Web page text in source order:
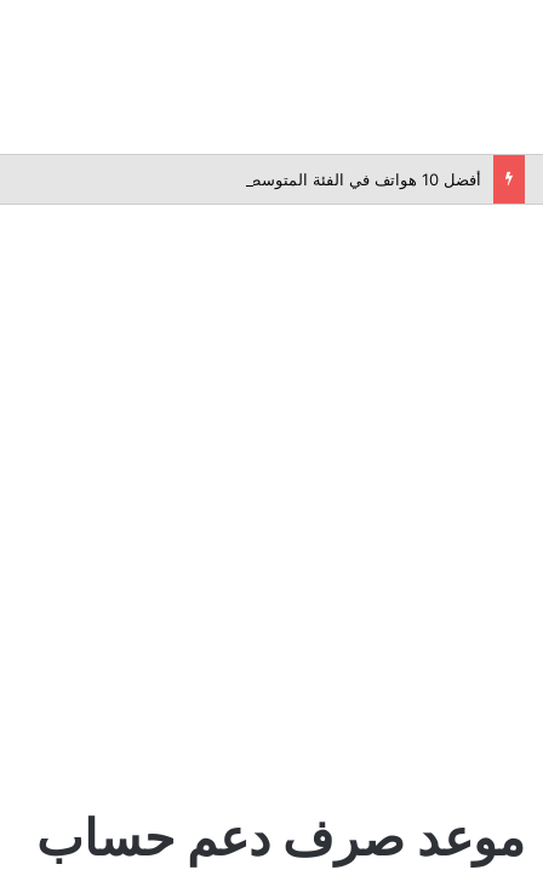
أفضل 10 هواتف في الفئة المتوسطة لعام 2026
موعد صرف دعم حساب